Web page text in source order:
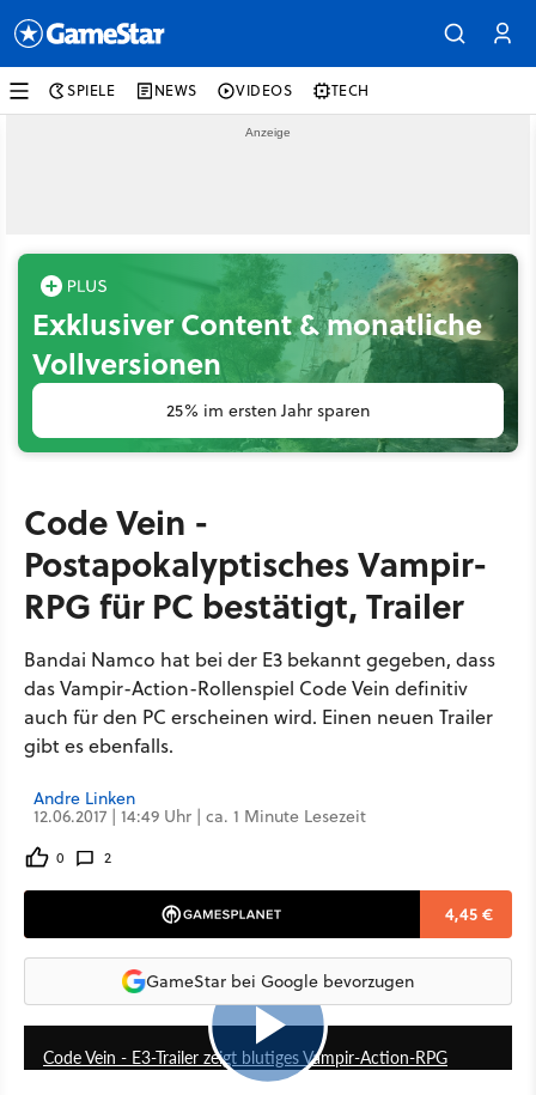
SPIELE NEWS VIDEOS TECH
Exklusiver Content & monatliche
Vollversionen
25% im ersten Jahr sparen
Code Vein -
Postapokalyptisches Vampir-
RPG für PC bestätigt, Trailer
Bandai Namco hat bei der E3 bekannt gegeben, dass
das Vampir-Action-Rollenspiel Code Vein definitiv
auch für den PC erscheinen wird. Einen neuen Trailer
gibt es ebenfalls.
Andre Linken
12.06.2017 | 14:49 Uhr | ca. 1 Minute Lesezeit
0 2
4,45 €
GameStar bei Google bevorzugen
1:03
Code Vein - E3-Trailer zeigt blutiges Vampir-Action-RPG